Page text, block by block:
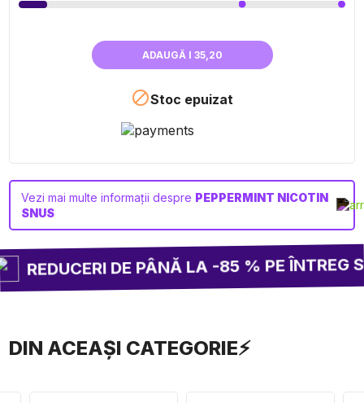
ADAUGĂ I 35,20
Stoc epuizat
Vezi mai multe informații despre PEPPERMINT NICOTIN
SNUS
REDUCERI DE PÂNĂ LA -85 % PE ÎNTREG
DIN ACEAȘI CATEGORIE⚡